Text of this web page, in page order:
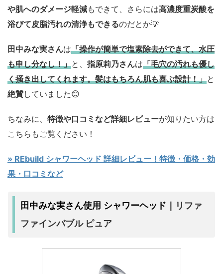
や肌へのダメージ軽減もできて、さらには高濃度重炭酸を
浴びて皮脂汚れの清浄もできるのだとか💡
田中みな実さんは「操作が簡単で塩素除去ができて、水圧
も申し分なし！」と、 指原莉乃さんは「毛穴の汚れも優し
く掻き出してくれます。髪はもちろん肌も喜ぶ設計！」と
絶賛していました😊
ちなみに、 特徴や口コミなど詳細レビューが知りたい方は
こちらもご覧ください！
» REbuild シャワーヘッド 詳細レビュー！特徴・価格・効
果・口コミなど
田中みな実さん使用 シャワーヘッド｜
リファ
ファインバブル ピュア